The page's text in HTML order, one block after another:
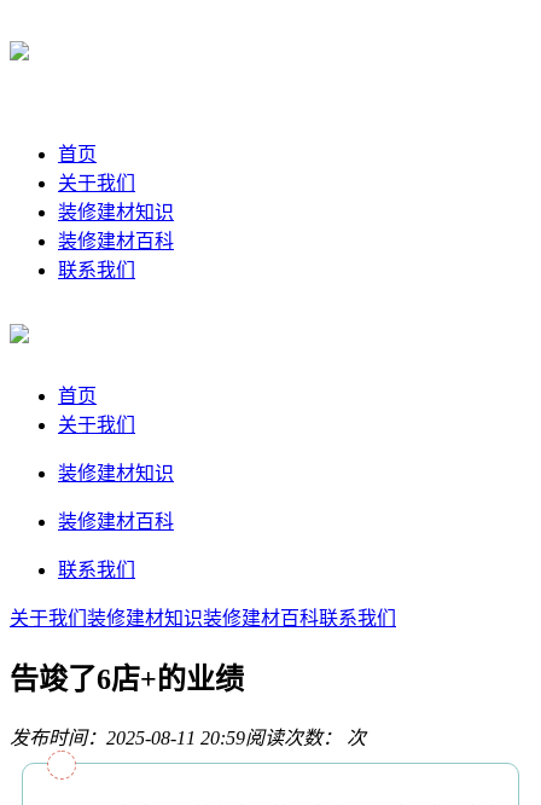
首页
关于我们
装修建材知识
装修建材百科
联系我们
首页
关于我们
装修建材知识
装修建材百科
联系我们
关于我们 装修建材知识装修建材百科联系我们
告竣了6店+的业绩
发布时间：2025-08-11 20:59阅读次数： 次